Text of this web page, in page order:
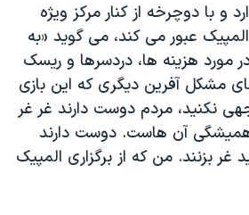
و با دوچرخه از کنار مرکز ویژه
المپیک عبور می کند، می گوید «به
مورد هزینه ها، دردسرها و ریسک
مشکل آفرین دیگری که این بازی
نکنید، مردم دوست دارند غر غر
همیشگی آن هاست. دوست دارند
غر بزنند. من که از برگزاری المپیک